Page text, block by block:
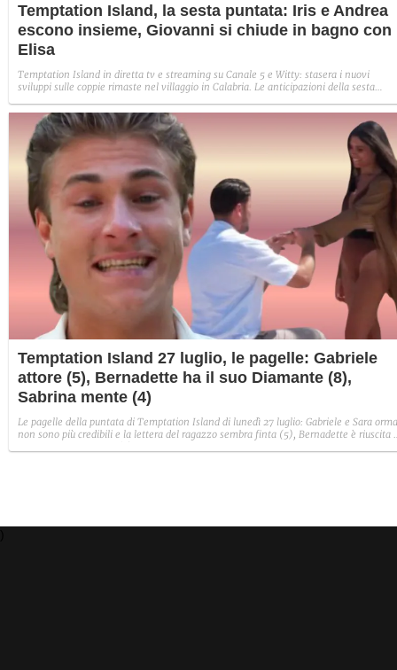
Temptation Island, la sesta puntata: Iris e Andrea
escono insieme, Giovanni si chiude in bagno con
Elisa
Temptation Island in diretta tv e streaming su Canale 5 e Witty: stasera i nuovi
sviluppi sulle coppie rimaste nel villaggio in Calabria. Le anticipazioni della sesta
Sabrina rifiuta il falò con Giovanni e si avvicina a Lory.
Temptation Island 27 luglio, le pagelle: Gabriele
attore (5), Bernadette ha il suo Diamante (8),
Sabrina mente (4)
Le pagelle della puntata di Temptation Island di lunedì 27 luglio: Gabriele e Sara
non sono più credibili e la lettera del ragazzo sembra finta (5), Bernadette è riuscita